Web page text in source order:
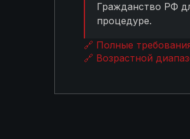
Гражданство РФ
процедуре.
🔗 Полные
🔗 Возрастной